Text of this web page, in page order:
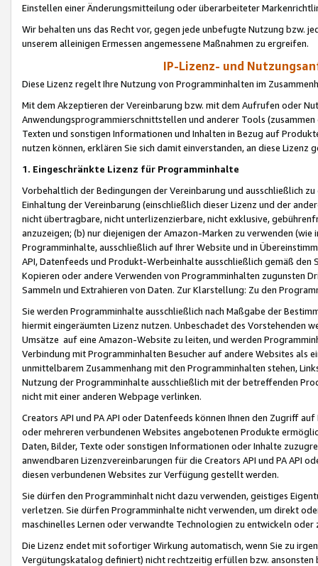
Einstellen einer Änderungsmitteilung oder überarbeiteter
Wir behalten uns das Recht vor, gegen jede unbefugte Nutzung bzw.
unserem alleinigen Ermessen angemessene Maßnahmen zu ergreifen.
IP-Lizenz- und
Diese Lizenz regelt Ihre Nutzung von Programminhalten im
Mit dem Akzeptieren der Vereinbarung bzw. mit dem Aufrufen oder
Anwendungsprogrammierschnittstellen und anderer Tools (zusammen
Texten und sonstigen Informationen und Inhalten in Bezug auf
nutzen können, erklären Sie sich damit einverstanden, an diese Lizenz
1. Eingeschränkte Lizenz für Programminhalte
Vorbehaltlich der Bedingungen der Vereinbarung und ausschließlich
Einhaltung der Vereinbarung (einschließlich dieser Lizenz und der
nicht übertragbare, nicht unterlizenzierbare, nicht exklusive,
anzuzeigen; (b) nur diejenigen der Amazon-Marken zu verwenden
Programminhalte, ausschließlich auf Ihrer Website und in
API, Datenfeeds und Produkt-Werbeinhalte ausschließlich gemäß
Kopieren oder andere Verwenden von Programminhalten zugunsten
Sammeln und Extrahieren von Daten. Zur Klarstellung: Zu den
Sie werden Programminhalte ausschließlich nach Maßgabe der
hiermit eingeräumten Lizenz nutzen. Unbeschadet des Vorstehenden
Umsätze auf eine Amazon-Website zu leiten, und werden
Verbindung mit Programminhalten Besucher auf andere Websites als
unmittelbarem Zusammenhang mit den Programminhalten stehen,
Nutzung der Programminhalte ausschließlich mit der betreffenden
nicht mit einer anderen Webpage verlinken.
Creators API und PA API oder Datenfeeds können Ihnen den Zugriff
oder mehreren verbundenen Websites angebotenen Produkte
Daten, Bilder, Texte oder sonstigen Informationen oder Inhalte
anwendbaren Lizenzvereinbarungen für die Creators API und PA API
diesen verbundenen Websites zur Verfügung gestellt werden.
Sie dürfen den Programminhalt nicht dazu verwenden, geistiges
verletzen. Sie dürfen Programminhalte nicht verwenden, um direkt
maschinelles Lernen oder verwandte Technologien zu entwickeln
Die Lizenz endet mit sofortiger Wirkung automatisch, wenn Sie zu
Vergütungskatalog definiert) nicht rechtzeitig erfüllen bzw. ansonsten